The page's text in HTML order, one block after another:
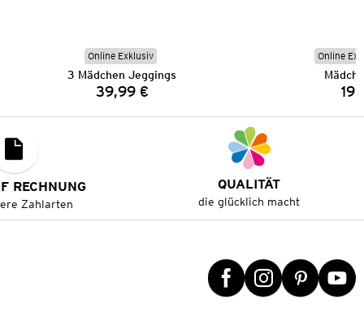
Online Exklusiv
3 Mädchen Jeggings
Preis:
39,99 €
Online
RECHNUNG
Zahlarten
QUALITÄT
die glücklich macht